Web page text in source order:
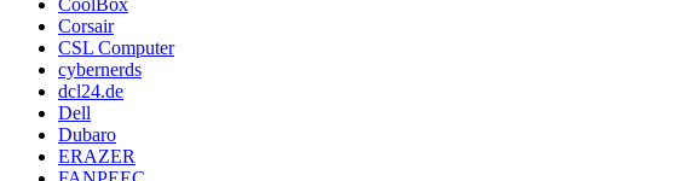
CoolBox
Corsair
CSL Computer
cybernerds
dcl24.de
Dell
Dubaro
ERAZER